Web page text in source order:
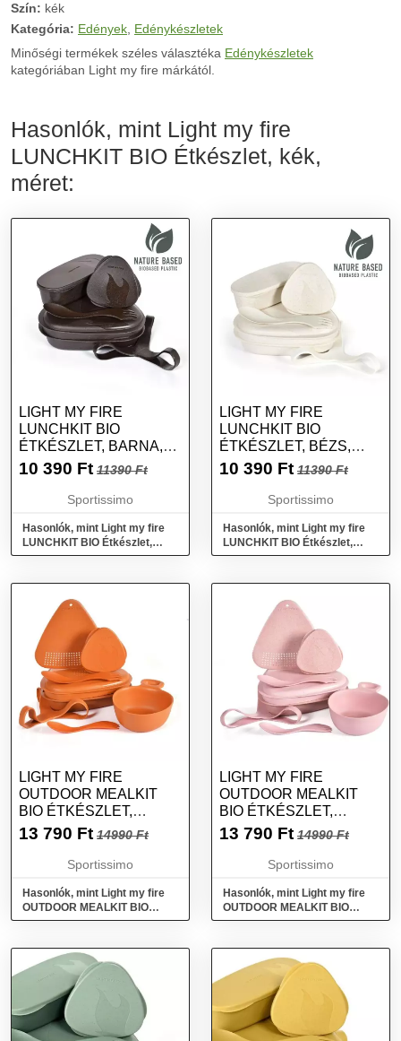
Szín: kék
Kategória: Edények Edénykészletek
Minőségi termékek széles választéka Edénykészletek
kategóriában Light my fire márkától.
Hasonlók, mint Light my fire
LUNCHKIT BIO Étkészlet, kék,
méret:
LIGHT MY FIRE
LUNCHKIT BIO
ÉTKÉSZLET, BARNA,
MÉRET
10 390 Ft 11390 Ft
Sportissimo
Hasonlók, mint Light my fire
LUNCHKIT BIO Étkészlet,
barna, méret
LIGHT MY FIRE
LUNCHKIT BIO
ÉTKÉSZLET, BÉZS,
MÉRET
10 390 Ft 11390 Ft
Sportissimo
Hasonlók, mint Light my fire
LUNCHKIT BIO Étkészlet,
bézs, méret
LIGHT MY FIRE
OUTDOOR MEALKIT
BIO ÉTKÉSZLET,
NARANCSSÁRGA,
13 790 Ft 14990 Ft
Sportissimo
Hasonlók, mint Light my fire
OUTDOOR MEALKIT BIO
Étkészlet, narancssárga,
LIGHT MY FIRE
OUTDOOR MEALKIT
BIO ÉTKÉSZLET,
RÓZSASZÍN, MÉRET
13 790 Ft 14990 Ft
Sportissimo
Hasonlók, mint Light my fire
OUTDOOR MEALKIT BIO
Étkészlet, rózsaszín, méret